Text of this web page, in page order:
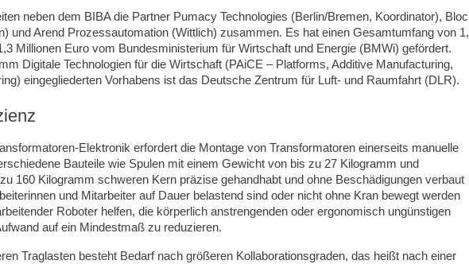
neben dem BIBA die Partner Pumacy Technologies (Berlin/Bremen, Koordinator),
und Arend Prozessautomation (Wittlich) zusammen. Es hat einen Gesamtumfang von
Millionen Euro vom Bundesministerium für Wirtschaft und Energie (BMWi) gefördert.
Digitale Technologien für die Wirtschaft (PAiCE – Platforms, Additive Manufacturing,
eingegliederten Vorhabens ist das Deutsche Zentrum für Luft- und Raumfahrt (DLR).
Elektronik erfordert die Montage von Transformatoren einerseits manuelle
Bauteile wie Spulen mit einem Gewicht von bis zu 27 Kilogramm und
160 Kilogramm schweren Kern präzise gehandhabt und ohne Beschädigungen verbaut
und Mitarbeiter auf Dauer belastend sind oder nicht ohne Kran bewegt werden
Roboter helfen, die körperlich anstrengenden oder ergonomisch ungünstigen
auf ein Mindestmaß zu reduzieren.
Traglasten besteht Bedarf nach größeren Kollaborationsgraden, das heißt nach einer